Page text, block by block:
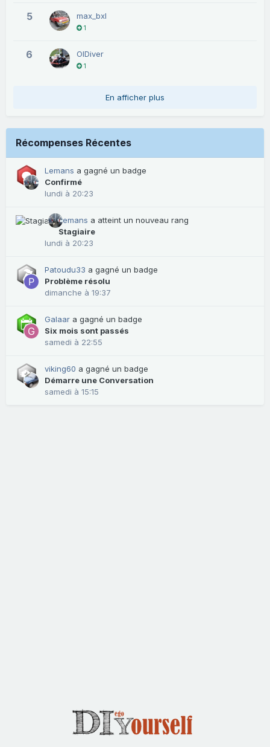
5 max_bxl
1
6 OlDiver
1
En afficher plus
Récompenses Récentes
Lemans a gagné un badge
Confirmé
lundi à 20:23
Lemans a atteint un nouveau rang
Stagiaire
lundi à 20:23
Patoudu33 a gagné un badge
Problème résolu
dimanche à 19:37
Galaar a gagné un badge
Six mois sont passés
samedi à 22:55
viking60 a gagné un badge
Démarre une Conversation
samedi à 15:15